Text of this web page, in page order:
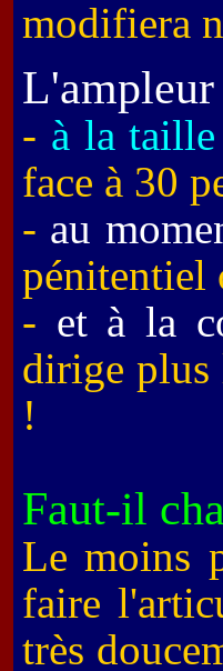
modifiera
L'ampleur
- à la taille
face à 30
- au
pénitentiel
- et à la
dirige plus
!
Faut-il
Le moins
faire
très